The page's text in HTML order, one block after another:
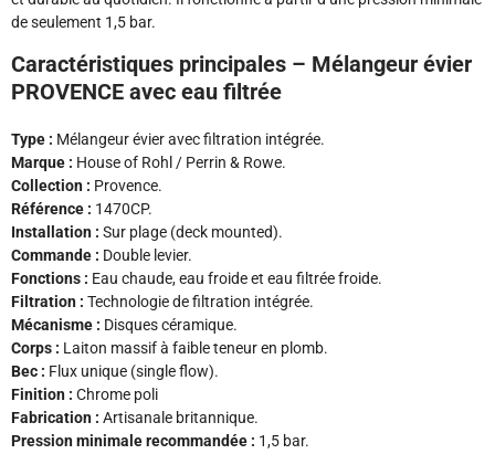
de seulement 1,5 bar.
Caractéristiques principales – Mélangeur évier
PROVENCE avec eau filtrée
Type : Mélangeur évier avec filtration intégrée.
Marque : House of Rohl / Perrin & Rowe.
Collection : Provence.
Référence : 1470CP.
Installation : Sur plage (deck mounted).
Commande : Double levier.
Fonctions : Eau chaude, eau froide et eau filtrée froide.
Filtration : Technologie de filtration intégrée.
Mécanisme : Disques céramique.
Corps : Laiton massif à faible teneur en plomb.
Bec : Flux unique (single flow).
Finition : Chrome poli
Fabrication : Artisanale britannique.
Pression minimale recommandée : 1,5 bar.